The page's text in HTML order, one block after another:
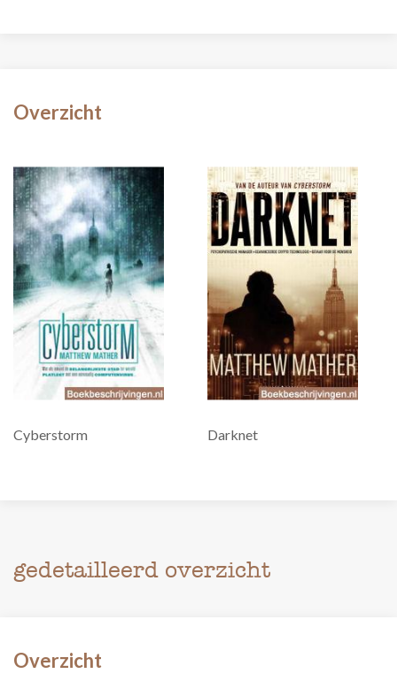
Overzicht
Cyberstorm Darknet
gedetailleerd overzicht
Overzicht